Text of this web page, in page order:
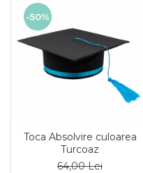
-50%
Toca Absolvire culoarea
Turcoaz
64,00 Lei